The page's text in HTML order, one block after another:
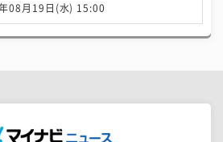
08月19日(水) 15:00